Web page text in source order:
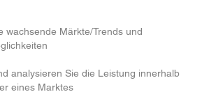
wachsende Märkte/Trends und
analysieren Sie die Leistung innerhalb
eines Marktes